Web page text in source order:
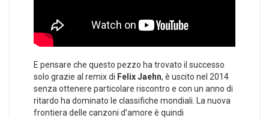
E pensare che questo pezzo ha trovato il successo
solo grazie al remix di Felix Jaehn, è uscito nel 2014
senza ottenere particolare riscontro e con un anno di
ritardo ha dominato le classifiche mondiali. La nuova
frontiera delle canzoni d’amore è quindi